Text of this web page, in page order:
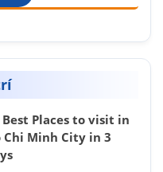
Best Places to visit in
Chi Minh City in 3